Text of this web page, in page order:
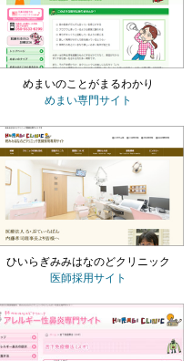
めまいのことがまるわかり
めまい専門サイト
ひいらぎみみはなのどクリニック
医師採用サイト